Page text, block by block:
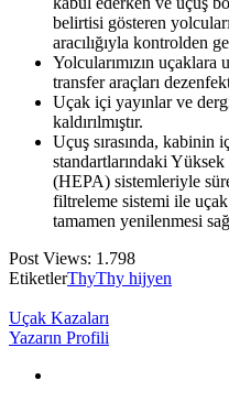
belirtisi gösteren
aracılığıyla kontrolden
Yolcularımızın uçaklara
transfer araçları
Uçak içi yayınlar ve
kaldırılmıştır.
Uçuş sırasında, kabinin
standartlarındaki
(HEPA) sistemleriyle
filtreleme sistemi ile
tamamen yenilenmesi
Post Views: 1.798
EtiketlerThyThy hijyen
Uçak Kazaları
Yazarın Profili